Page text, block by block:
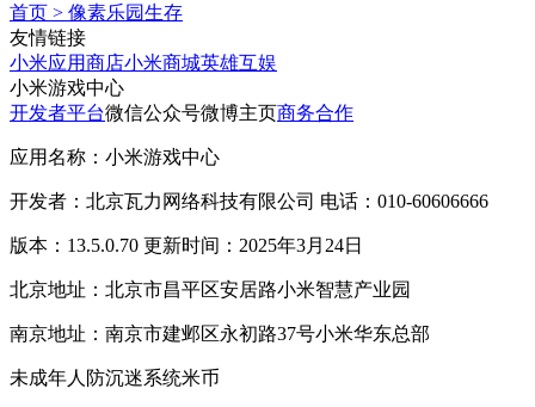
首页 > 像素乐园生存
友情链接
小米应用商店小米商城英雄互娱
小米游戏中心
开发者平台微信公众号微博主页商务合作
应用名称：小米游戏中心
开发者：北京瓦力网络科技有限公司 电话：010-60606666
版本：13.5.0.70 更新时间：2025年3月24日
北京地址：北京市昌平区安居路小米智慧产业园
南京地址：南京市建邺区永初路37号小米华东总部
未成年人防沉迷系统米币